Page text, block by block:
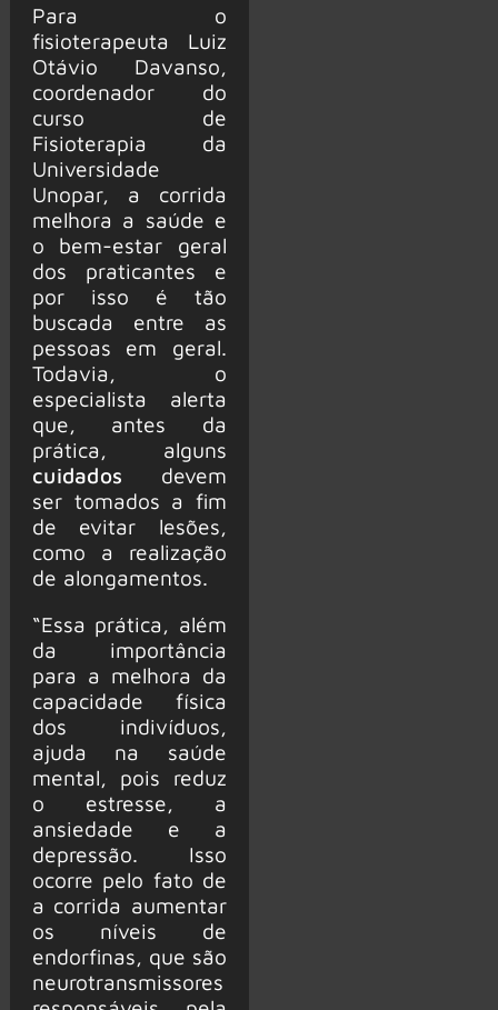
Para o
fisioterapeuta Luiz
Otávio Davanso,
coordenador do
curso de
Fisioterapia da
Universidade
Unopar, a corrida
melhora a saúde e
o bem-estar geral
dos praticantes e
por isso é tão
buscada entre as
pessoas em geral.
Todavia, o
especialista alerta
que, antes da
prática, alguns
cuidados devem
ser tomados a fim
de evitar lesões,
como a realização
de alongamentos.
“Essa prática, além
da importância
para a melhora da
capacidade física
dos indivíduos,
ajuda na saúde
mental, pois reduz
o estresse, a
ansiedade e a
depressão. Isso
ocorre pelo fato de
a corrida aumentar
os níveis de
endorfinas, que são
neurotransmissores